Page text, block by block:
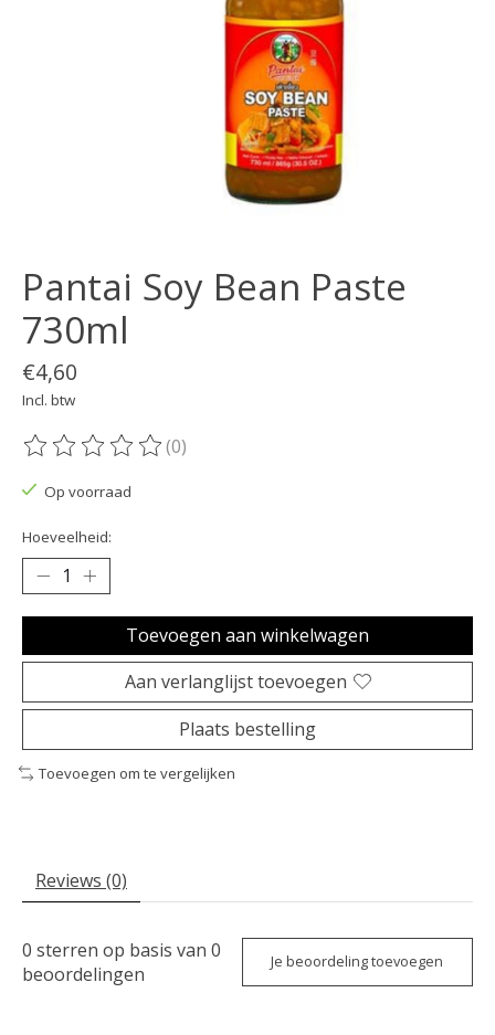
Pantai Soy Bean Paste
730ml
€4,60
Incl. btw
De beoordeling van dit product is
(0)
Op voorraad
Hoeveelheid:
Toevoegen aan winkelwagen
Aan verlanglijst toevoegen
Plaats bestelling
Toevoegen om te vergelijken
Reviews (0)
0 sterren op basis van 0
beoordelingen
Je beoordeling toevoegen